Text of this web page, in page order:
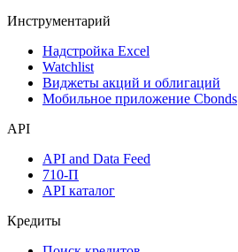
Инструментарий
Надстройка Excel
Watchlist
Виджеты акций и облигаций
Мобильное приложение Cbonds
API
API and Data Feed
710-П
API каталог
Кредиты